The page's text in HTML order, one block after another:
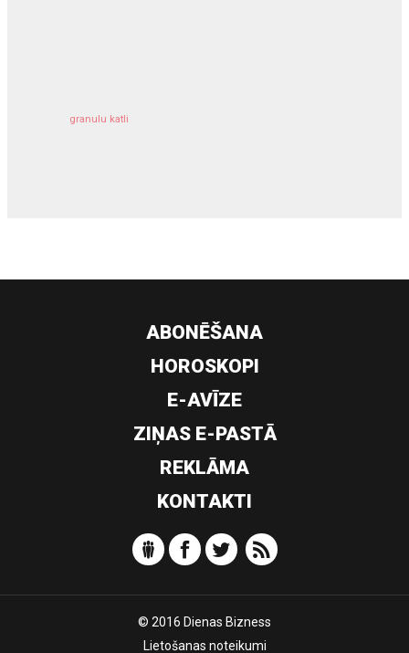
granulu katli
ABONĒŠANA
HOROSKOPI
E-AVĪZE
ZIŅAS E-PASTĀ
REKLĀMA
KONTAKTI
© 2016 Dienas Bizness
Lietošanas noteikumi